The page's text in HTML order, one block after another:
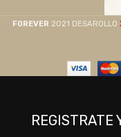
F0REVER 2021 DESAROLLO
REGISTRATE